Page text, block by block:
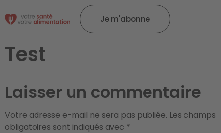
Je m'abonne
Test
Laisser un commentaire
Votre adresse e-mail ne sera pas publiée. Les champs
obligatoires sont indiqués avec *